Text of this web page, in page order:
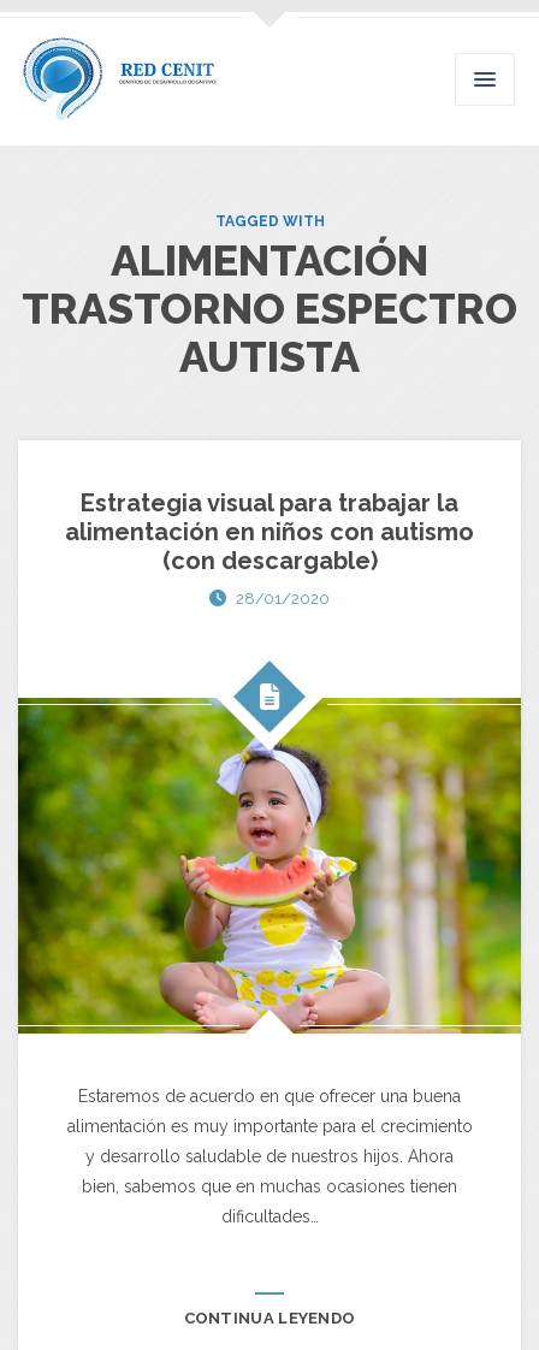
TAGGED WITH
ALIMENTACIÓN
TRASTORNO ESPECTRO
AUTISTA
Estrategia visual para trabajar la
alimentación en niños con autismo
(con descargable)
28/01/2020
Estaremos de acuerdo en que ofrecer una buena
alimentación es muy importante para el crecimiento
y desarrollo saludable de nuestros hijos. Ahora
bien, sabemos que en muchas ocasiones tienen
dificultades…
CONTINUA LEYENDO